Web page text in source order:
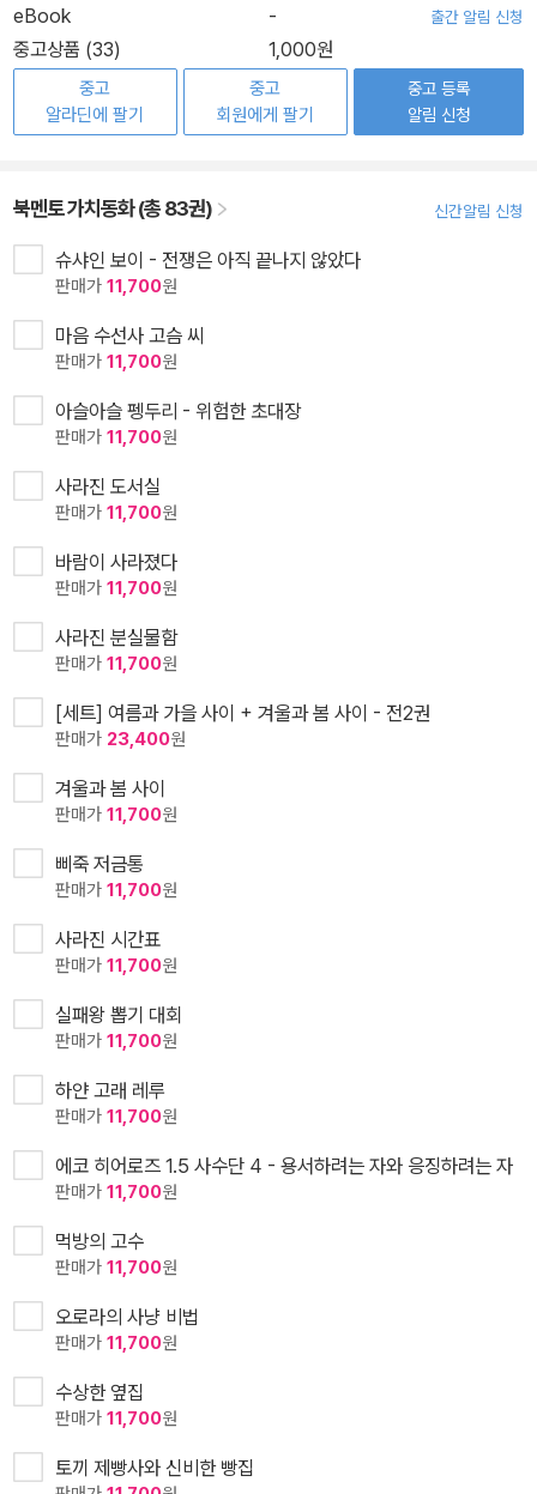
eBook
- 출간 알림 신청
중고상품 (33) 1,000원
중고
알라딘에 팔기
중고
회원에게 팔기
중고 등록
알림 신청
북멘토 가치동화 (총 83권) 신간알림 신청
슈샤인 보이 - 전쟁은 아직 끝나지 않았다
판매가 11,700원
마음 수선사 고슴 씨
판매가 11,700원
아슬아슬 펭두리 - 위험한 초대장
판매가 11,700원
사라진 도서실
판매가 11,700원
바람이 사라졌다
판매가 11,700원
사라진 분실물함
판매가 11,700원
[세트] 여름과 가을 사이 + 겨울과 봄 사이 - 전2권
판매가 23,400원
겨울과 봄 사이
판매가 11,700원
삐죽 저금통
판매가 11,700원
사라진 시간표
판매가 11,700원
실패왕 뽑기 대회
판매가 11,700원
하얀 고래 레루
판매가 11,700원
에코 히어로즈 1.5 사수단 4 - 용서하려는 자와 응징하려는 자
판매가 11,700원
먹방의 고수
판매가 11,700원
오로라의 사냥 비법
판매가 11,700원
수상한 옆집
판매가 11,700원
토끼 제빵사와 신비한 빵집